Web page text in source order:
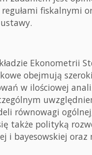
fiskalnymi
Ekonometrii
obejmują
w ilościowej
równowagi
także polityką
i bayesowskiej oraz